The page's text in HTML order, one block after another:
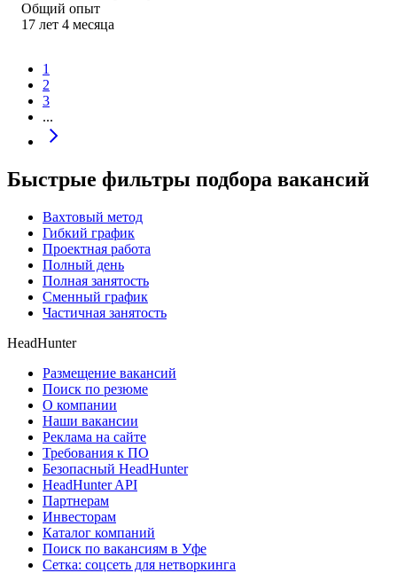
Общий опыт
17 лет 4 месяца
1
2
3
...
Быстрые фильтры подбора вакансий
Вахтовый метод
Гибкий график
Проектная работа
Полный день
Полная занятость
Сменный график
Частичная занятость
HeadHunter
Размещение вакансий
Поиск по резюме
О компании
Наши вакансии
Реклама на сайте
Требования к ПО
Безопасный HeadHunter
HeadHunter API
Партнерам
Инвесторам
Каталог компаний
Поиск по вакансиям в Уфе
Сетка: соцсеть для нетворкинга